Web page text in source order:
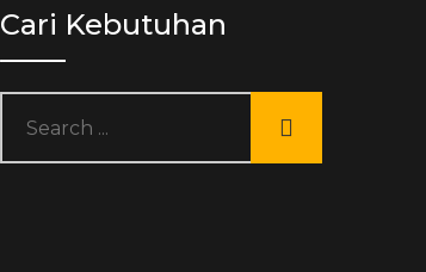
Cari Kebutuhan